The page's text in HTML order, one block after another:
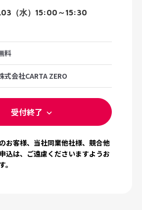
（水）15:00～15:30
料
式会社CARTA ZERO
受付終了
お客様、当社同業他社様、競合他
込は、ご遠慮くださいますようお